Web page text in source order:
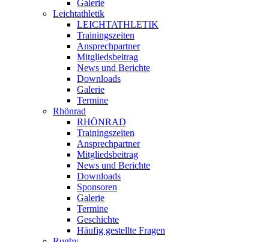
Galerie
Leichtathletik
LEICHTATHLETIK
Trainingszeiten
Ansprechpartner
Mitgliedsbeitrag
News und Berichte
Downloads
Galerie
Termine
Rhönrad
RHÖNRAD
Trainingszeiten
Ansprechpartner
Mitgliedsbeitrag
News und Berichte
Downloads
Sponsoren
Galerie
Termine
Geschichte
Häufig gestellte Fragen